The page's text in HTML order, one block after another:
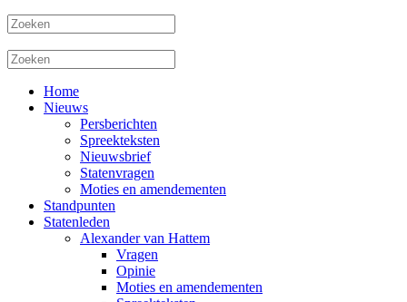
Home
Nieuws
Persberichten
Spreekteksten
Nieuwsbrief
Statenvragen
Moties en amendementen
Standpunten
Statenleden
Alexander van Hattem
Vragen
Opinie
Moties en amendementen